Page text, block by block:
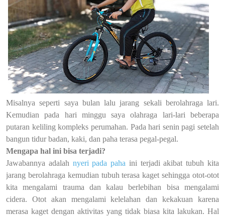
Misalnya seperti saya bulan lalu jarang sekali berolahraga lari.
Kemudian pada hari minggu saya olahraga lari-lari beberapa
putaran keliling kompleks perumahan. Pada hari senin pagi setelah
bangun tidur badan, kaki, dan paha terasa pegal-pegal.
Mengapa hal ini bisa terjadi?
Jawabannya adalah nyeri pada paha ini terjadi akibat tubuh kita
jarang berolahraga kemudian tubuh terasa kaget sehingga otot-otot
kita mengalami trauma dan kalau berlebihan bisa mengalami
cidera. Otot akan mengalami kelelahan dan kekakuan karena
merasa kaget dengan aktivitas yang tidak biasa kita lakukan. Hal